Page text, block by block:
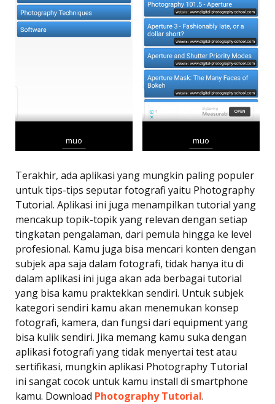
muo muo
Terakhir, ada aplikasi yang mungkin paling populer
untuk tips-tips seputar fotografi yaitu Photography
Tutorial. Aplikasi ini juga menampilkan tutorial yang
mencakup topik-topik yang relevan dengan setiap
tingkatan pengalaman, dari pemula hingga ke level
profesional. Kamu juga bisa mencari konten dengan
subjek apa saja dalam fotografi, tidak hanya itu di
dalam aplikasi ini juga akan ada berbagai tutorial
yang bisa kamu praktekkan sendiri. Untuk subjek
kategori sendiri kamu akan menemukan konsep
fotografi, kamera, dan fungsi dari equipment yang
bisa kulik sendiri. Jika memang kamu suka dengan
aplikasi fotografi yang tidak menyertai test atau
sertifikasi, mungkin aplikasi Photography Tutorial
ini sangat cocok untuk kamu install di smartphone
kamu. Download Photography Tutorial.